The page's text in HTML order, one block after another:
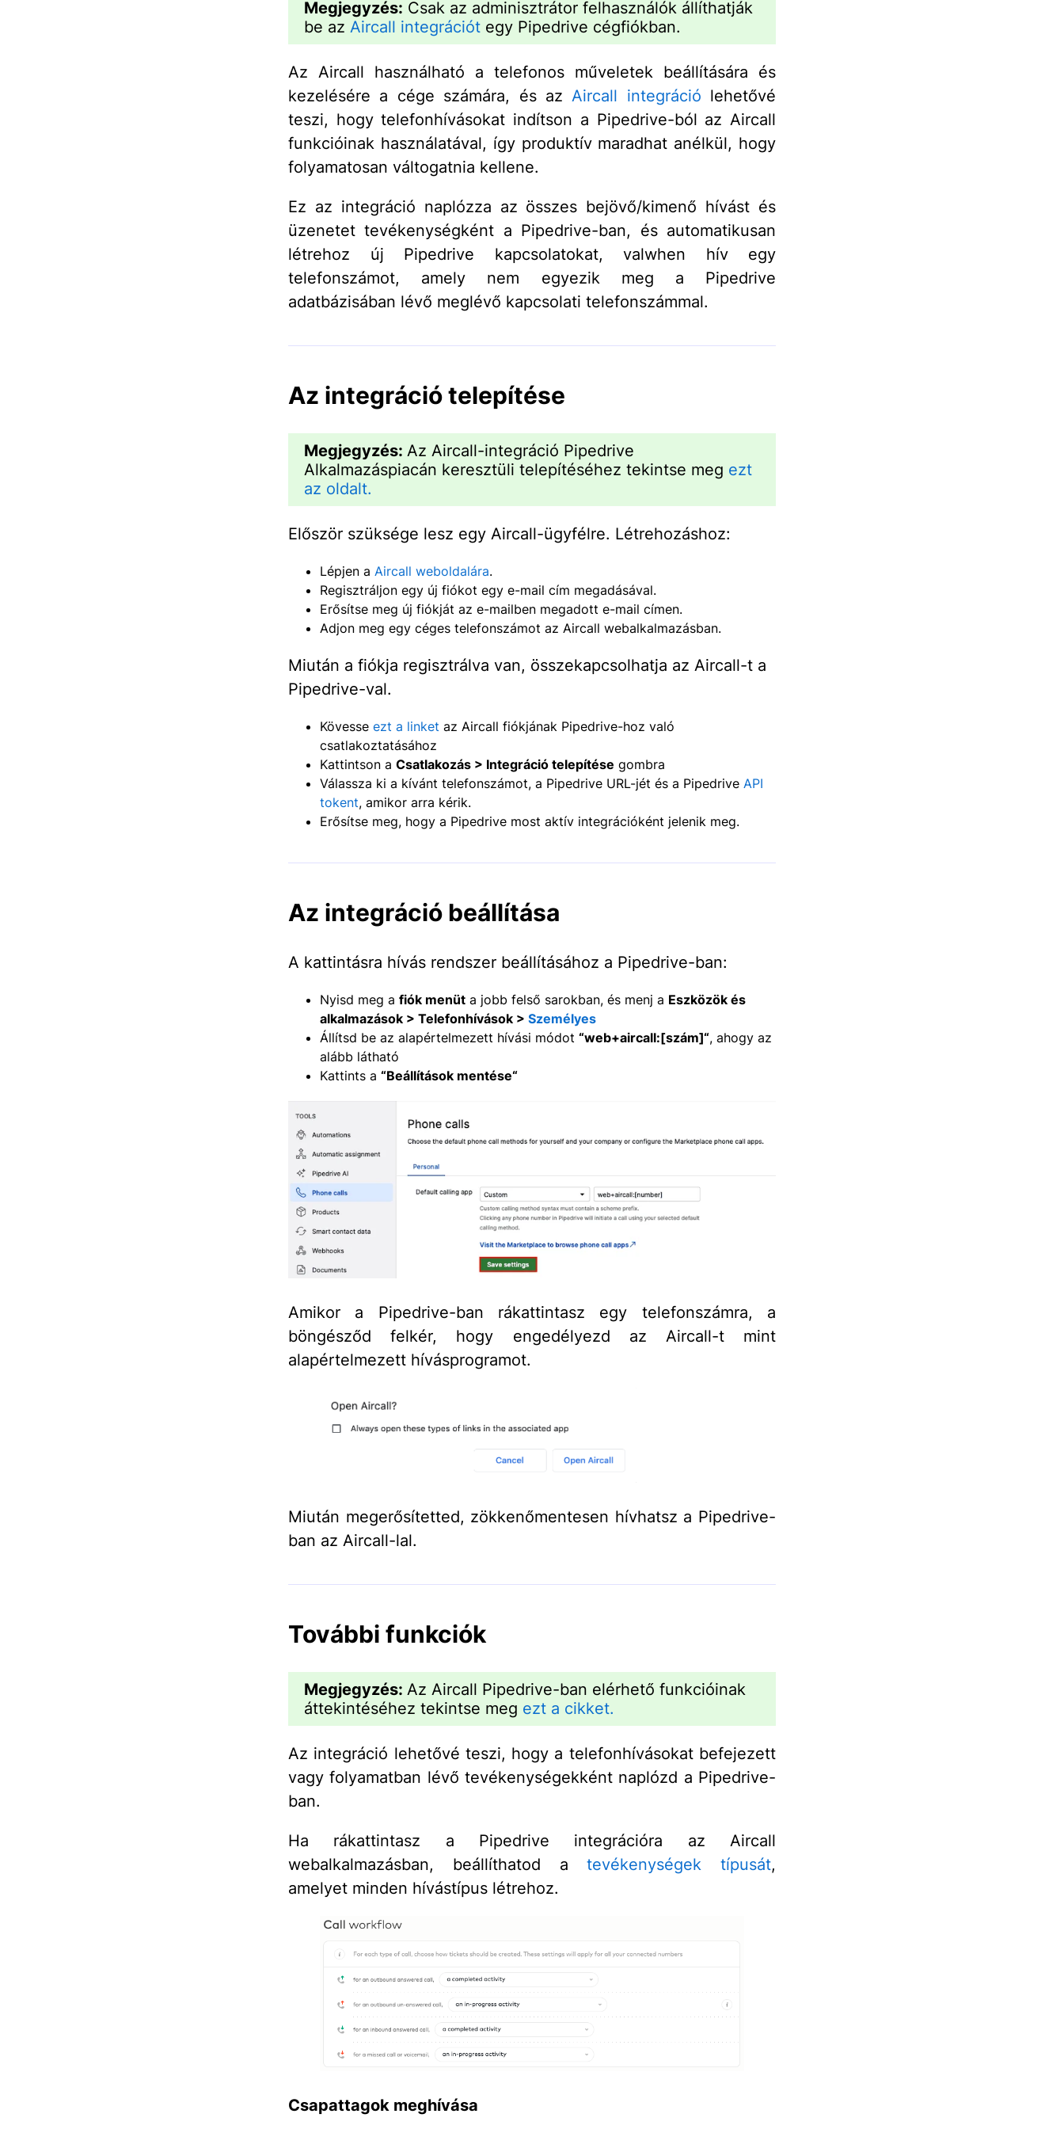
Megjegyzés: Csak az adminisztrátor felhasználók állíthatják
be az Aircall integrációt egy Pipedrive cégfiókban.
Az Aircall használható a telefonos műveletek beállítására és
kezelésére a cége számára, és azAircall integráció lehetővé
teszi, hogy telefonhívásokat indítson a Pipedrive-ból az Aircall
funkcióinak használatával, így produktív maradhat anélkül, hogy
folyamatosan váltogatnia kellene.
Ez az integráció naplózza az összes bejövő/kimenő hívást és
üzenetet tevékenységként a Pipedrive-ban, és automatikusan
létrehoz új Pipedrive kapcsolatokat, valwhen hív egy
telefonszámot, amely nem egyezik meg a Pipedrive
adatbázisában lévő meglévő kapcsolati telefonszámmal.
Az integráció telepítése
Megjegyzés: Az Aircall-integráció Pipedrive
Alkalmazáspiacán keresztüli telepítéséhez tekintse meg ezt
az oldalt.
Először szüksége lesz egy Aircall-ügyfélre. Létrehozáshoz:
Lépjen a Aircall weboldalára.
Regisztráljon egy új fiókot egy e-mail cím megadásával.
Erősítse meg új fiókját az e-mailben megadott e-mail címen.
Adjon meg egy céges telefonszámot az Aircall webalkalmazásban.
Miután a fiókja regisztrálva van, összekapcsolhatja az Aircall-t a
Pipedrive-val.
Kövesse ezt a linket az Aircall fiókjának Pipedrive-hoz való
csatlakoztatásához
Kattintson a Csatlakozás > Integráció telepítése gombra
Válassza ki a kívánt telefonszámot, a Pipedrive URL-jét és a Pipedrive API
tokent, amikor arra kérik.
Erősítse meg, hogy a Pipedrive most aktív integrációként jelenik meg.
Az integráció beállítása
A kattintásra hívás rendszer beállításához a Pipedrive-ban:
Nyisd meg a fiók menüt a jobb felső sarokban, és menj a Eszközök és
alkalmazások > Telefonhívások > Személyes
Állítsd be az alapértelmezett hívási módot “web+aircall:[szám]“, ahogy az
alább látható
Kattints a “Beállítások mentése“
Amikor a Pipedrive-ban rákattintasz egy telefonszámra, a
böngésződ felkér, hogy engedélyezd az Aircall-t mint
alapértelmezett hívásprogramot.
Miután megerősítetted, zökkenőmentesen hívhatsz a Pipedrive-
ban az Aircall-lal.
További funkciók
Megjegyzés: Az Aircall Pipedrive-ban elérhető funkcióinak
áttekintéséhez tekintse meg ezt a cikket.
Az integráció lehetővé teszi, hogy a telefonhívásokat befejezett
vagy folyamatban lévő tevékenységekként naplózd a Pipedrive-
ban.
Ha rákattintasz a Pipedrive integrációra az Aircall
webalkalmazásban, beállíthatod atevékenységek típusát,
amelyet minden hívástípus létrehoz.
Csapattagok meghívása